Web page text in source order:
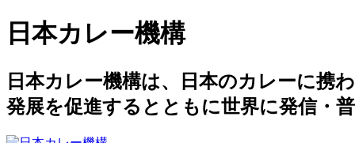
日本カレー機構
日本カレー機構は、日本のカレーに携
発展を促進するとともに世界に発信・